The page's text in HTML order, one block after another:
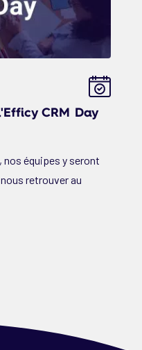
CRM Day
équipes y seront
retrouver au